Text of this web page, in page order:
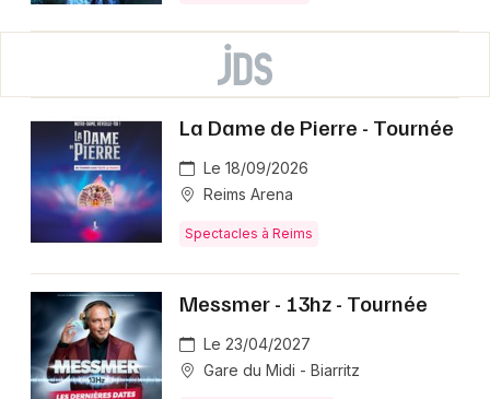
La Dame de Pierre - Tournée
Le 18/09/2026
Reims Arena
Spectacles à Reims
Messmer - 13hz - Tournée
Le 23/04/2027
Gare du Midi - Biarritz